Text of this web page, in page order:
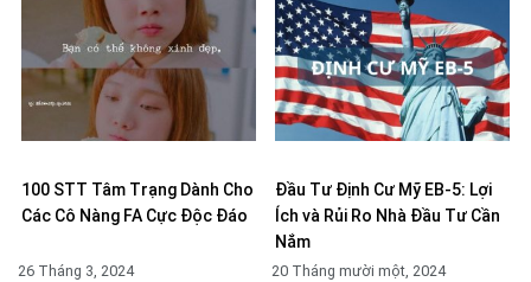
100 STT Tâm Trạng Dành Cho
Các Cô Nàng FA Cực Độc Đáo
26 Tháng 3, 2024
Đầu Tư Định Cư Mỹ EB-5: Lợi
Ích và Rủi Ro Nhà Đầu Tư Cần
Nắm
20 Tháng mười một, 2024